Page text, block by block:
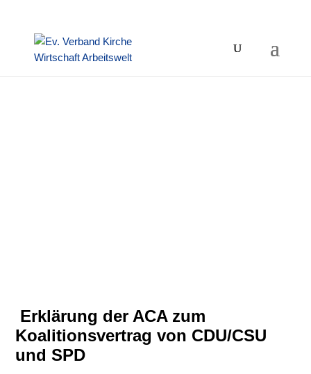
Erklärung der ACA zum
Koalitionsvertrag von CDU/CSU
und SPD